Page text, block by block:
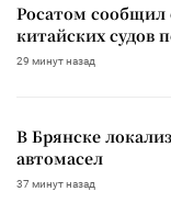
Росатом сообщил
китайских судов
29 минут назад
В Брянске
автомасел
37 минут назад